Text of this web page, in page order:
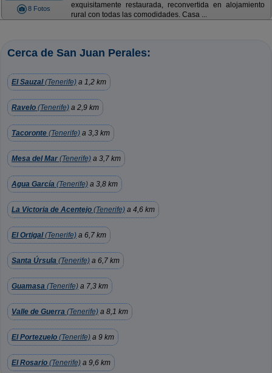
8 Fotos
exquisitamente restaurada, reconvertida en alojamiento
rural con todas las comodidades. Casa ...
Cerca de San Juan Perales:
El Sauzal(Tenerife) a 1,2 km
Ravelo (Tenerife) a 2,9 km
Tacoronte (Tenerife) a 3,3 km
Mesa del Mar (Tenerife) a 3,7 km
Agua García (Tenerife) a 3,8 km
La Victoria de Acentejo (Tenerife) a 4,6 km
El Ortigal(Tenerife) a 6,7 km
Santa Úrsula (Tenerife) a 6,7 km
Guamasa (Tenerife) a 7,3 km
Valle de Guerra (Tenerife) a 8,1 km
El Portezuelo (Tenerife) a 9 km
El Rosario (Tenerife) a 9,6 km